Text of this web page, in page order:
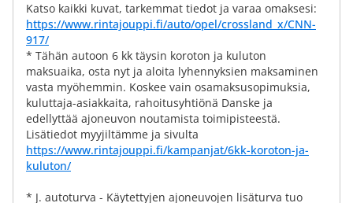
Katso kaikki kuvat, tarkemmat tiedot ja varaa omaksesi:
https://www.rintajouppi.fi/auto/opel/crossland_x/CNN-
917/
* Tähän autoon 6 kk täysin koroton ja kuluton
maksuaika, osta nyt ja aloita lyhennyksien maksaminen
vasta myöhemmin. Koskee vain osamaksusopimuksia,
kuluttaja-asiakkaita, rahoitusyhtiönä Danske ja
edellyttää ajoneuvon noutamista toimipisteestä.
Lisätiedot myyjiltämme ja sivulta
https://www.rintajouppi.fi/kampanjat/6kk-koroton-ja-
kuluton/
* J. autoturva - Käytettyjen ajoneuvojen lisäturva tuo